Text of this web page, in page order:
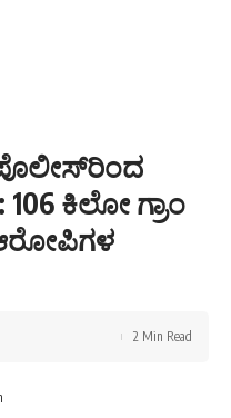
ಪೊಲೀಸ್‌ರಿಂದ
ಕಿಲೋ ಗ್ರಾಂ
ಆರೋಪಿಗಳ
2 Min Read